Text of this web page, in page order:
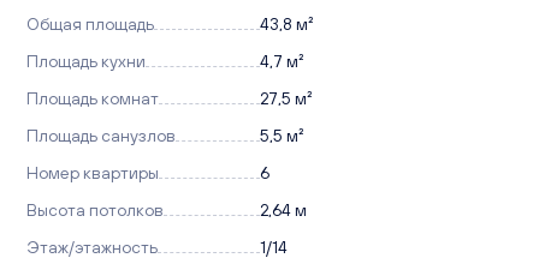
Общая площадь
43,8 м²
Площадь кухни
4,7 м²
Площадь комнат
27,5 м²
Площадь санузлов
5,5 м²
Номер квартиры
6
Высота потолков
2,64 м
Этаж/этажность
1/14